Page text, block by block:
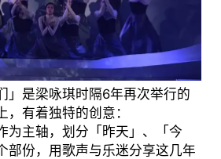
」是梁咏琪时隔6年再次举行的
有着独特的创意：
为主轴，划分「昨天」、「今
部份，用歌声与乐迷分享这几年